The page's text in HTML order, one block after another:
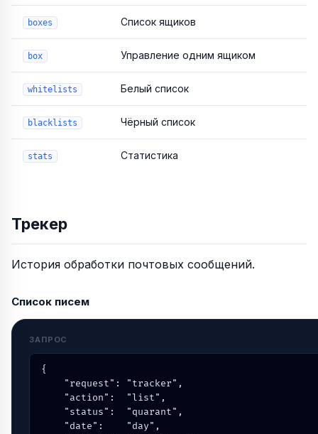
boxes Список ящиков
box Управление одним ящиком
whitelists Белый список
blacklists Чёрный список
stats Статистика
Трекер
История обработки почтовых сообщений.
Список писем
ЗАПРОС
{
    "request": "tracker",
    "action":  "list",
    "status":  "quarant",
    "date":    "day",